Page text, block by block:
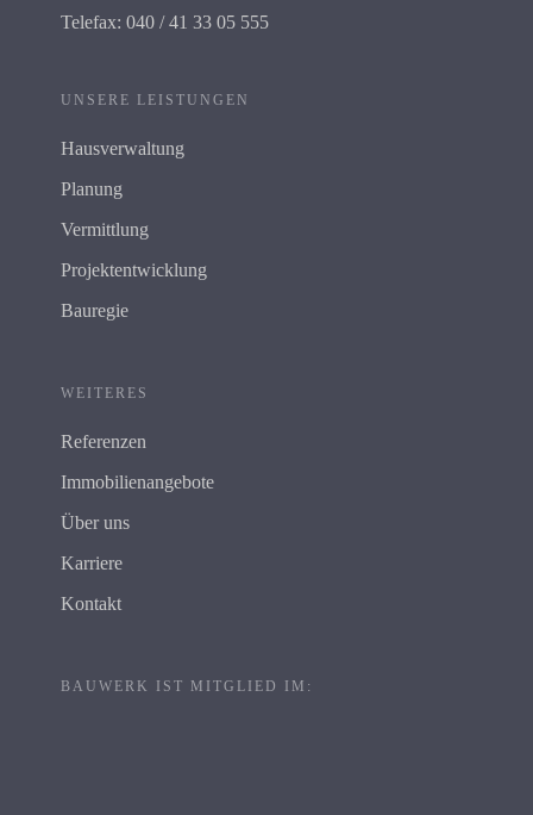
Telefax: 040 / 41 33 05 555
UNSERE LEISTUNGEN
Hausverwaltung
Planung
Vermittlung
Projektentwicklung
Bauregie
WEITERES
Referenzen
Immobilienangebote
Über uns
Karriere
Kontakt
BAUWERK IST MITGLIED IM: